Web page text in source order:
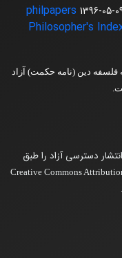
1396-05-
دین (نامه حکمت) آزاد
دسترسی آزاد را طبق
Creative Commons